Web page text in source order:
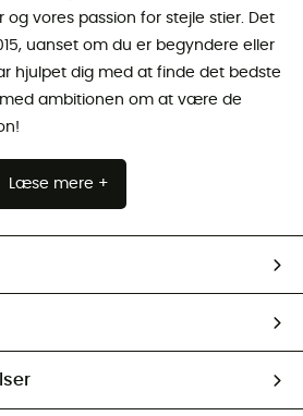
vores passion for stejle stier. Det
uanset om du er begyndere eller
hjulpet dig med at finde det bedste
ambitionen om at være de
Læse mere +